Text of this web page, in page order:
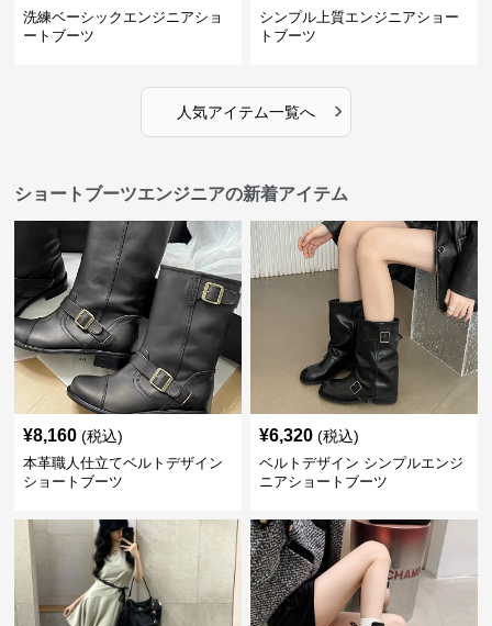
洗練ベーシックエンジニアショ
ートブーツ
シンプル上質エンジニアショー
トブーツ
人気アイテム一覧へ ›
ショートブーツエンジニアの新着アイテム
¥8,160 (税込)
本革職人仕立てベルトデザイン
ショートブーツ
¥6,320 (税込)
ベルトデザイン シンプルエンジ
ニアショートブーツ